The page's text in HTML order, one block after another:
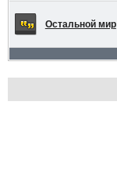
Остальной мир